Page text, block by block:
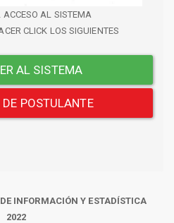
ACCESO AL SISTEMA
CLICK LOS SIGUIENTES
AL SISTEMA
POSTULANTE
INFORMACIÓN Y ESTADÍSTICA
2022